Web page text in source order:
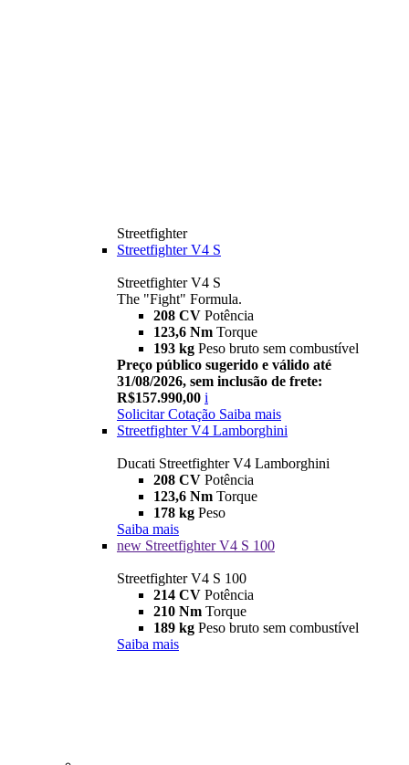
Streetfighter
Streetfighter V4 S
Streetfighter V4 S
The "Fight" Formula.
208 CV Potência
123,6 Nm Torque
193 kg Peso bruto sem combustível
Preço público sugerido e válido até
31/08/2026, sem inclusão de frete:
R$157.990,00 i
Solicitar Cotação Saiba mais
Streetfighter V4 Lamborghini
Ducati Streetfighter V4 Lamborghini
208 CV Potência
123,6 Nm Torque
178 kg Peso
Saiba mais
new Streetfighter V4 S 100
Streetfighter V4 S 100
214 CV Potência
210 Nm Torque
189 kg Peso bruto sem combustível
Saiba mais